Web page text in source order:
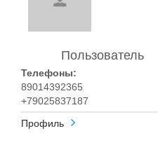
Пользователь
Телефоны:
89014392365
+79025837187
Профиль